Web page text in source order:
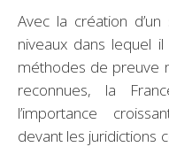
Avec la création
niveaux dans lequel
méthodes de preuve
reconnues, la
l’importance
devant les juridictions